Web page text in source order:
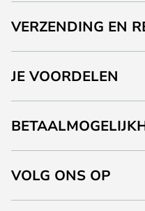
VERZENDING EN
JE VOORDELEN
VOLG ONS OP